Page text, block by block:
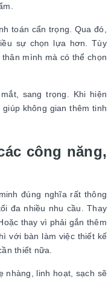
toán cẩn trọng. Qua đó,
sự chọn lựa hơn. Tùy
mình mà có thể chọn
sang trọng. Khi hiện
không gian thêm tinh
công năng,
đúng nghĩa rất thông
đa nhiều nhu cầu. Thay
thay vì phải gắn thêm
với bàn làm việc thiết kế
thiết nữa.
nhàng, linh hoạt, sạch sẽ